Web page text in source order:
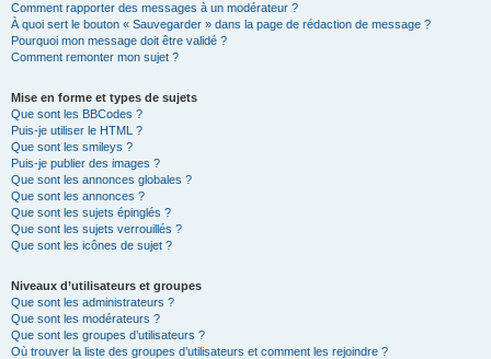
Comment rapporter des messages à un modérateur ?
À quoi sert le bouton « Sauvegarder » dans la page de rédaction de message ?
Pourquoi mon message doit être validé ?
Comment remonter mon sujet ?
Mise en forme et types de sujets
Que sont les BBCodes ?
Puis-je utiliser le HTML ?
Que sont les smileys ?
Puis-je publier des images ?
Que sont les annonces globales ?
Que sont les annonces ?
Que sont les sujets épinglés ?
Que sont les sujets verrouillés ?
Que sont les icônes de sujet ?
Niveaux d’utilisateurs et groupes
Que sont les administrateurs ?
Que sont les modérateurs ?
Que sont les groupes d’utilisateurs ?
Où trouver la liste des groupes d’utilisateurs et comment les rejoindre ?